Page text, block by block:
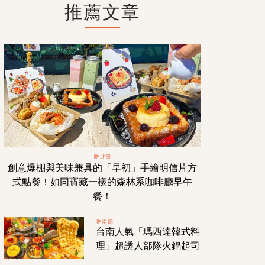
推薦文章
吃北部
創意爆棚與美味兼具的「早初」手繪明信片方
式點餐！如同寶藏一樣的森林系咖啡廳早午
餐！
吃南部
台南人氣「瑪西達韓式料
理」超誘人部隊火鍋起司